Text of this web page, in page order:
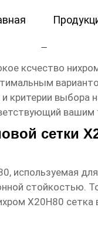
нихром
ксчество
критерии выбора
вашим
сетки
используемая
стойкостью.
Х20Н80 сетка